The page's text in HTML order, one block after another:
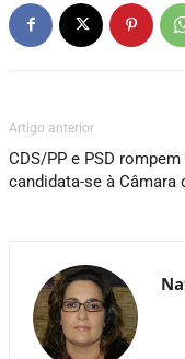
Artigo anterior
CDS/PP e PSD
candidata-se à Câmara